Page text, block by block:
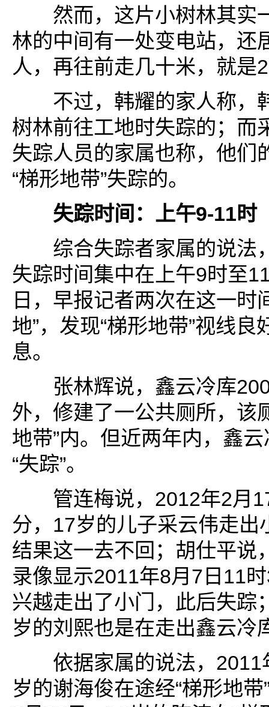
然而，这片小树林其实
林的中间有一处变电站，还
人，再往前走几十米，就是
不过，韩耀的家人称，
树林前往工地时失踪的；而
失踪人员的家属也称，他们
“梯形地带”失踪的。
失踪时间：上午9-11时
综合失踪者家属的说法
失踪时间集中在上午9时至
日，早报记者两次在这一时
地”，发现“梯形地带”视线
息。
张林辉说，鑫云冷库
外，修建了一公共厕所，该
地带”内。但近两年内，鑫
“失踪”。
管连梅说，2012年2月
分，17岁的儿子采云伟走出
结果这一去不回；胡仕平说
录像显示2011年8月7日11
兴越走出了小门，此后失踪
岁的刘熙也是在走出鑫云冷
依据家属的说法，2011
岁的谢海俊在途经“梯形地